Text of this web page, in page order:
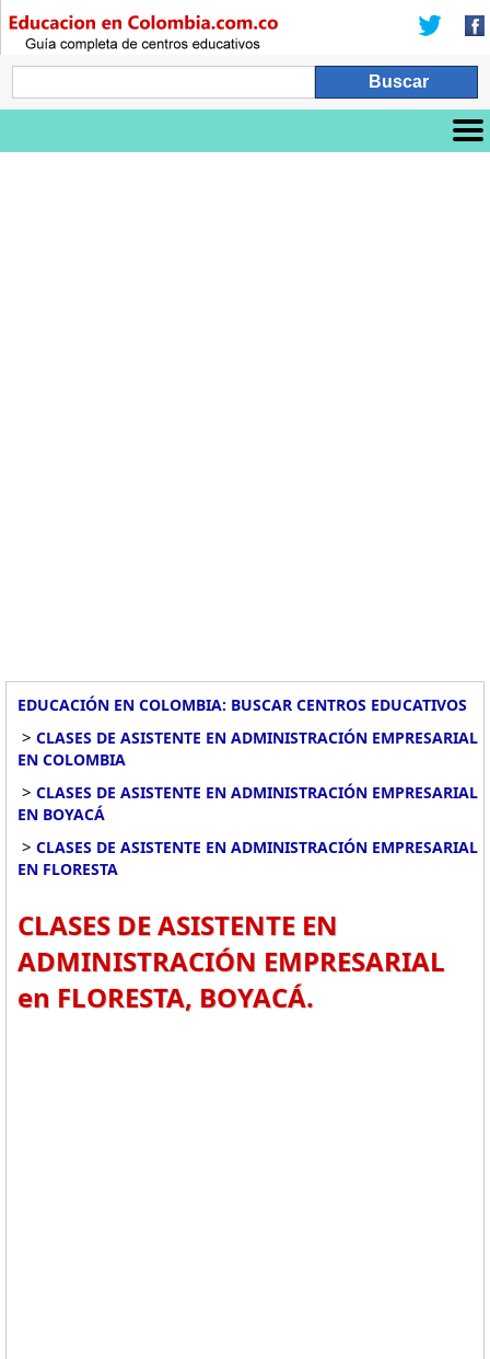
EDUCACIÓN EN COLOMBIA: BUSCAR CENTROS EDUCATIVOS
> CLASES DE ASISTENTE EN ADMINISTRACIÓN EMPRESARIAL
EN COLOMBIA
> CLASES DE ASISTENTE EN ADMINISTRACIÓN EMPRESARIAL
EN BOYACÁ
> CLASES DE ASISTENTE EN ADMINISTRACIÓN EMPRESARIAL
EN FLORESTA
CLASES DE ASISTENTE EN
ADMINISTRACIÓN EMPRESARIAL
en FLORESTA, BOYACÁ.